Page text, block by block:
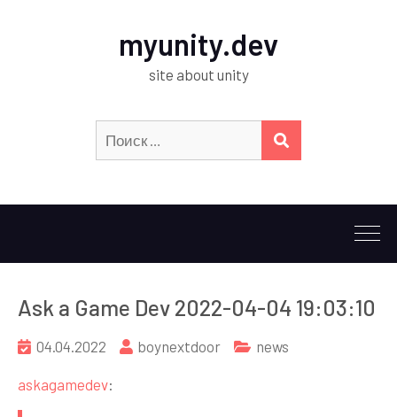
myunity.dev
site about unity
Ask a Game Dev 2022-04-04 19:03:10
04.04.2022 boynextdoor news
askagamedev: